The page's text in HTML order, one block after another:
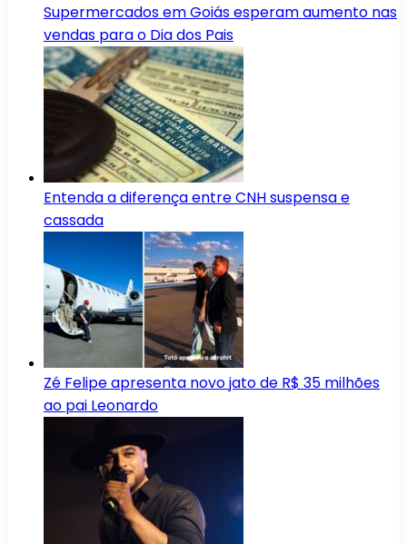
Supermercados em Goiás esperam aumento nas
vendas para o Dia dos Pais
Entenda a diferença entre CNH suspensa e
cassada
Zé Felipe apresenta novo jato de R$ 35 milhões
ao pai Leonardo